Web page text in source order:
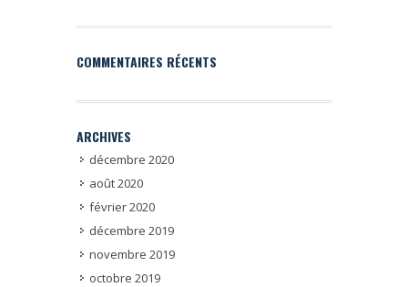
COMMENTAIRES RÉCENTS
ARCHIVES
décembre 2020
août 2020
février 2020
décembre 2019
novembre 2019
octobre 2019